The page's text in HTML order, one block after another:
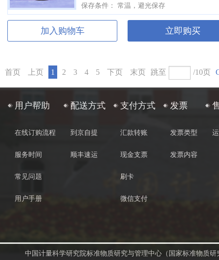
保存条件： 常温，避光保存
加入购物车 立即购买
首页 上页 1 2 3 4 5 下页 末页 跳至 /10页
用户帮助
在线订购流程
服务时间
常见问题
用户手册
配送方式
到京自提
顺丰速运
支付方式
汇款转账
现金支票
刷卡
微信支付
发票
发票类型
发票内容
中国计量科学研究院标准物质研究与管理中心（国家标准物质